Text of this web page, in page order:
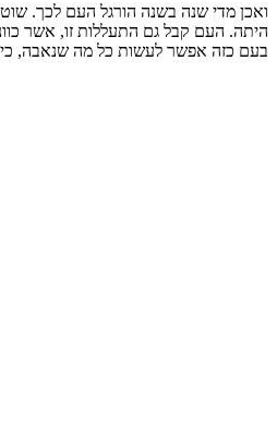
ואכן מדי שנה בשנה הורגל העם לכך.
היתה. העם קבל גם התעללות זו, אשר
בעם כזה אפשר לעשות כל מה שנאבה,